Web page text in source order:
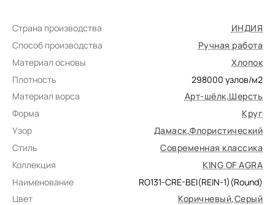
Страна производства
ИНДИЯ
Способ производства
Ручная работа
Материал основы
Хлопок
Плотность
298000 узлов/м2
Материал ворса
Арт-шёлк,Шерсть
Форма
Круг
Узор
Дамаск,Флористический
Стиль
Современная классика
Коллекция
KING OF AGRA
Наименование
RO131-CRE-BEI(REIN-1)(Round)
Цвет
Коричневый,Серый